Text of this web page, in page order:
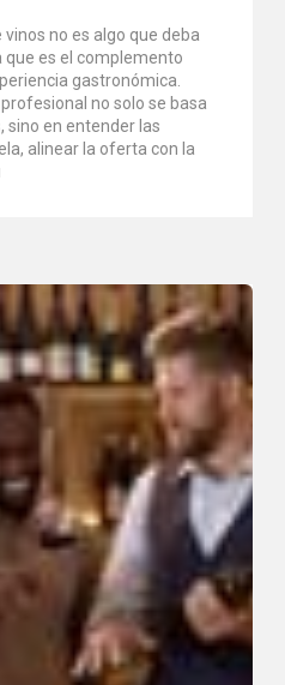
no es algo que deba
que es el complemento
gastronómica.
no solo se basa
sino en entender las
alinear la oferta con la